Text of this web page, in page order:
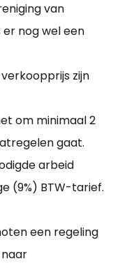
van
er nog wel een
zijn
om minimaal 2
gaat.
arbeid
(9%) BTW-tarief.
een regeling